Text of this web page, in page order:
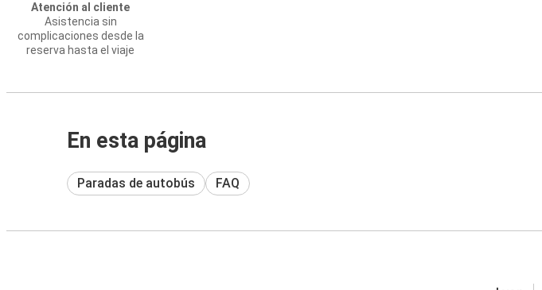
Atención al cliente
Asistencia sin
complicaciones desde la
reserva hasta el viaje
En esta página
Paradas de autobús FAQ